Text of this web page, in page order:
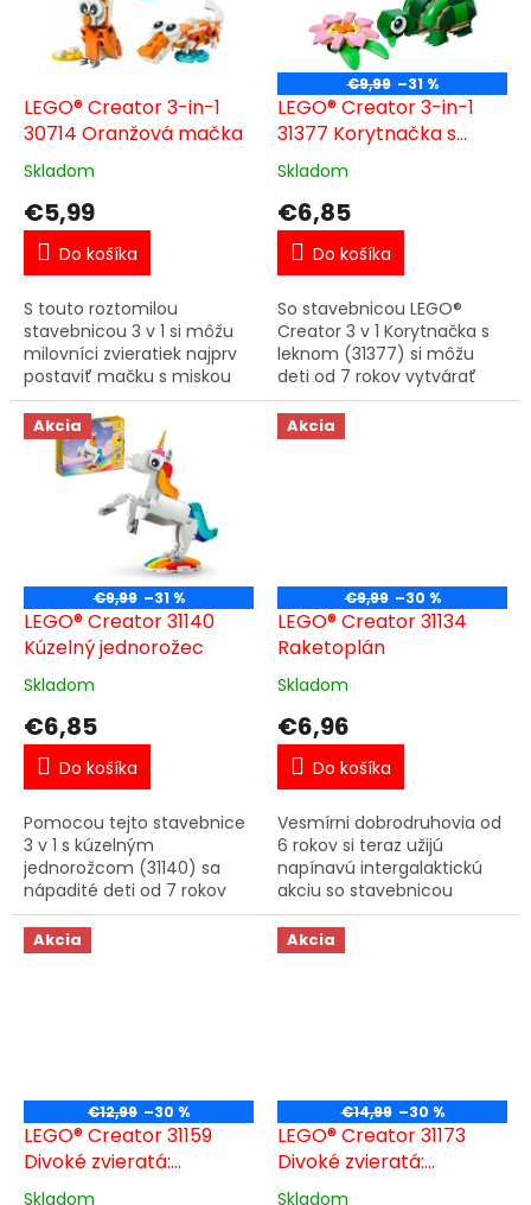
od
u
o
LEGO® Creator 3-in-1
30714 Oranžová mačka
Skladom
€5,99
Do košíka
S touto roztomilou
stavebnicou 3 v 1 si môžu
milovníci zvieratiek najprv
postaviť mačku s miskou
mlieka a potom ju
prestavať na krokodíla pri
mláčke vody alebo na sovu
€9,99 –31 %
LEGO® Creator 3-in-1
31377 Korytnačka s
leknom
Skladom
€6,85
Do košíka
So stavebnicou LEGO®
Creator 3 v 1 Korytnačka s
leknom (31377) si môžu
deti od 7 rokov vytvárať
vlastné príbehy so
zvieratkami. Táto roztomilá
stavebnica pre dievčatá a
Akcia
€9,99 –31 %
LEGO® Creator 31140
Kúzelný jednorožec
Skladom
€6,85
Do košíka
Pomocou tejto stavebnice
3 v 1 s kúzelným
jednorožcom (31140) sa
nápadité deti od 7 rokov
prenesú do bájnej krajiny,
kde zažijú strhujúcu akciu.
Stavebnica obsahuje
Akcia
€9,99 –30 %
LEGO® Creator 31134
Raketoplán
Skladom
€6,96
Do košíka
Vesmírni dobrodruhovia od
6 rokov si teraz užijú
napínavú intergalaktickú
akciu so stavebnicou
LEGO® Creator 3 v 1
Raketoplán (31134).
Obsahuje raketoplán s
Akcia
€12,99 –30 %
LEGO® Creator 31159
Divoké zvieratá:
Prekvapivý pavúk
Skladom
Akcia
€14,99 –30 %
LEGO® Creator 31173
Divoké zvieratá:
Tropický tukan
Skladom